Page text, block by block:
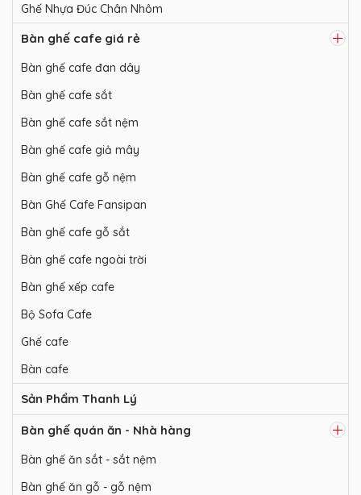
Ghế Nhựa Đúc Chân Nhôm
Bàn ghế cafe giá rẻ
Bàn ghế cafe đan dây
Bàn ghế cafe sắt
Bàn ghế cafe sắt nệm
Bàn ghế cafe giả mây
Bàn ghế cafe gỗ nệm
Bàn Ghế Cafe Fansipan
Bàn ghế cafe gỗ sắt
Bàn ghế cafe ngoài trời
Bàn ghế xếp cafe
Bộ Sofa Cafe
Ghế cafe
Bàn cafe
Sản Phẩm Thanh Lý
Bàn ghế quán ăn - Nhà hàng
Bàn ghế ăn sắt - sắt nệm
Bàn ghế ăn gỗ - gỗ nệm